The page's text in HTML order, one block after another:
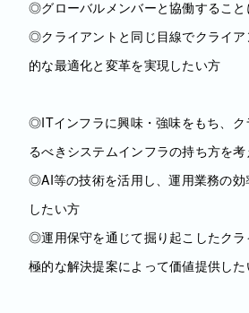
◎グローバルメンバーと協働すること
◎クライアントと同じ目線でクライ
的な最適化と変革を実現したい方
◎ITインフラに興味・強味をもち、ク
るべきシステムインフラの持ち方を
◎AI等の技術を活用し、運用業務の効
したい方
◎運用保守を通じて掘り起こしたク
極的な解決提案によって価値提供し